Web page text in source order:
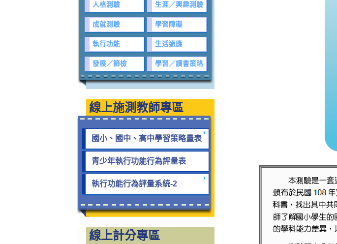
人格測驗 生涯／興趣測驗
成就測驗 學習障礙
執行功能 生活適應
發展／篩檢 學習／讀書策略
線上施測教師專區
國小、國中、高中學習策略量表
青少年執行功能行為評量表
執行功能行為評量系統-2
線上計分專區